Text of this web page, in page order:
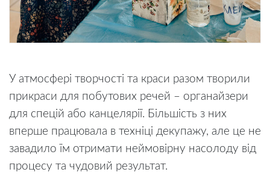
У атмосфері творчості та краси разом творили
прикраси для побутових речей – органайзери
для спецій або канцелярії. Більшість з них
вперше працювала в техніці декупажу, але це не
завадило їм отримати неймовірну насолоду від
процесу та чудовий результат.